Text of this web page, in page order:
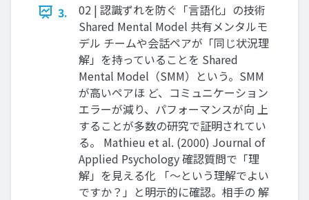
3.
02 | 認識ずれを防ぐ「言語化」の技術
Shared Mental Model 共有メンタルモ
デル チームや会話ペアが「同じ状況理
解」を持っていることを Shared
Mental Model（SMM）という。SMM
が高いペアほ ど、コミュニケーション
エラーが減り、パフォーマンスが向 上
することが多数の研究で証明されてい
る。 Mathieu et al. (2000) Journal of
Applied Psychology 確認質問で「理
解」を見える化 「〜という理解でよい
ですか？」と明示的に確認。相手の 解